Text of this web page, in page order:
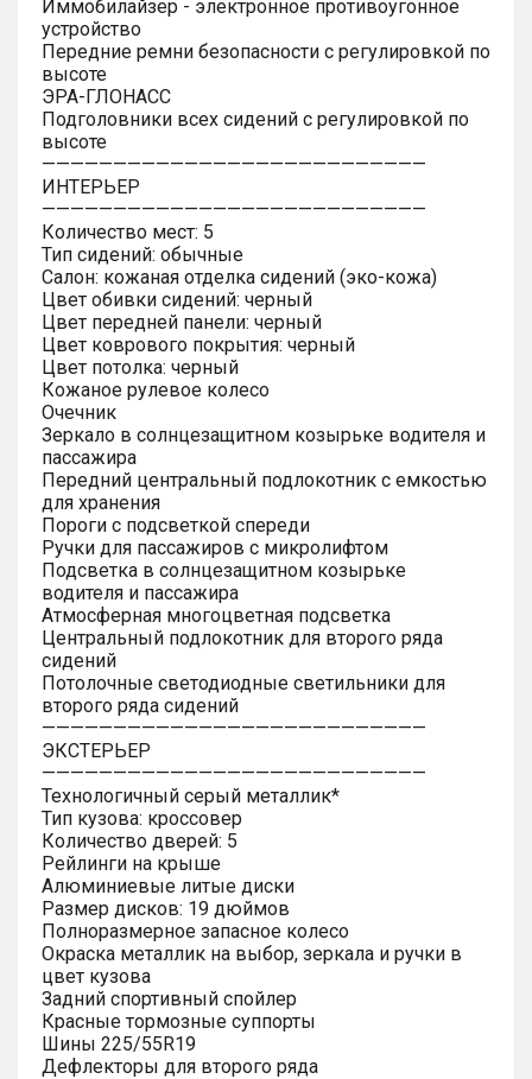
Иммобилайзер - электронное противоугонное
устройство
Передние ремни безопасности с регулировкой по
высоте
ЭРА-ГЛОНАСС
Подголовники всех сидений с регулировкой по
высоте
———————————————————————————
ИНТЕРЬЕР
———————————————————————————
Количество мест: 5
Тип сидений: обычные
Салон: кожаная отделка сидений (эко-кожа)
Цвет обивки сидений: черный
Цвет передней панели: черный
Цвет коврового покрытия: черный
Цвет потолка: черный
Кожаное рулевое колесо
Очечник
Зеркало в солнцезащитном козырьке водителя и
пассажира
Передний центральный подлокотник с емкостью
для хранения
Пороги с подсветкой спереди
Ручки для пассажиров с микролифтом
Подсветка в солнцезащитном козырьке
водителя и пассажира
Атмосферная многоцветная подсветка
Центральный подлокотник для второго ряда
сидений
Потолочные светодиодные светильники для
второго ряда сидений
———————————————————————————
ЭКСТЕРЬЕР
———————————————————————————
Технологичный серый металлик*
Тип кузова: кроссовер
Количество дверей: 5
Рейлинги на крыше
Алюминиевые литые диски
Размер дисков: 19 дюймов
Полноразмерное запасное колесо
Окраска металлик на выбор, зеркала и ручки в
цвет кузова
Задний спортивный спойлер
Красные тормозные суппорты
Шины 225/55R19
Дефлекторы для второго ряда